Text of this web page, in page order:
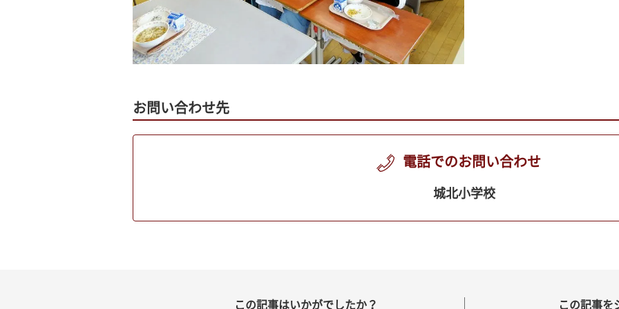
お問い合わせ先
電話でのお問い合わせ
城北小学校
この記事はいかがでしたか？ この記事を